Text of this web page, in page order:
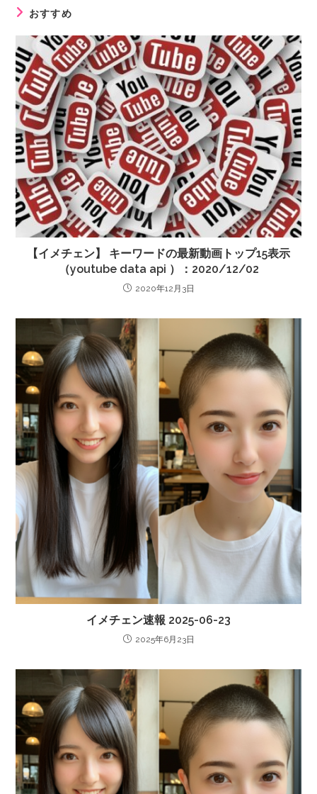
おすすめ
【イメチェン】 キーワードの最新動画トップ15表示
（youtube data api ）：2020/12/02
2020年12月3日
イメチェン速報 2025-06-23
2025年6月23日